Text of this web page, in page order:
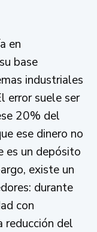
en
base
industriales
error suele ser
20% del
ese dinero no
es un depósito
existe un
durante
con
reducción del